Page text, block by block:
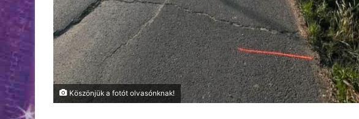
Köszönjük a fotót olvasónknak!